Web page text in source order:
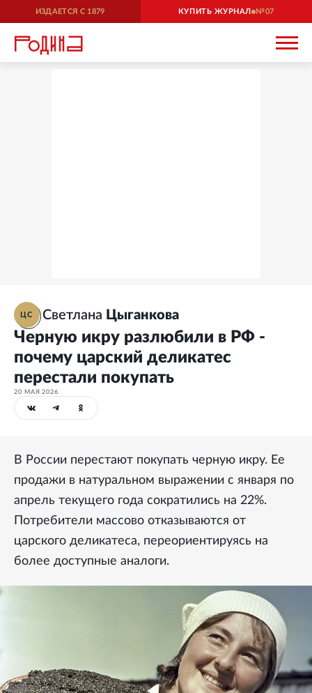
ИЗДАЕТСЯ С 1879 КУПИТЬ ЖУРНАЛ 07
ЦС Светлана Цыганкова
Черную икру разлюбили в РФ -
почему царский деликатес
перестали покупать
20 МАЯ 2026
В России перестают покупать черную икру. Ее
продажи в натуральном выражении с января по
апрель текущего года сократились на 22%.
Потребители массово отказываются от
царского деликатеса, переориентируясь на
более доступные аналоги.